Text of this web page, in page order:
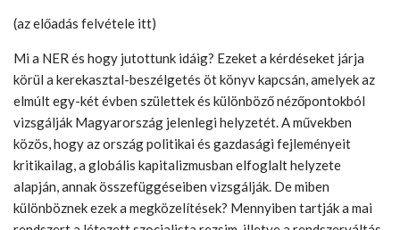
(az előadás felvétele itt)
Mi a NER és hogy jutottunk idáig? Ezeket a kérdéseket járja
körül a kerekasztal-beszélgetés öt könyv kapcsán, amelyek az
elmúlt egy-két évben születtek és különböző nézőpontokból
vizsgálják Magyarország jelenlegi helyzetét. A művekben
közös, hogy az ország politikai és gazdasági fejleményeit
kritikailag, a globális kapitalizmusban elfoglalt helyzete
alapján, annak összefüggéseiben vizsgálják. De miben
különböznek ezek a megközelítések? Mennyiben tartják a mai